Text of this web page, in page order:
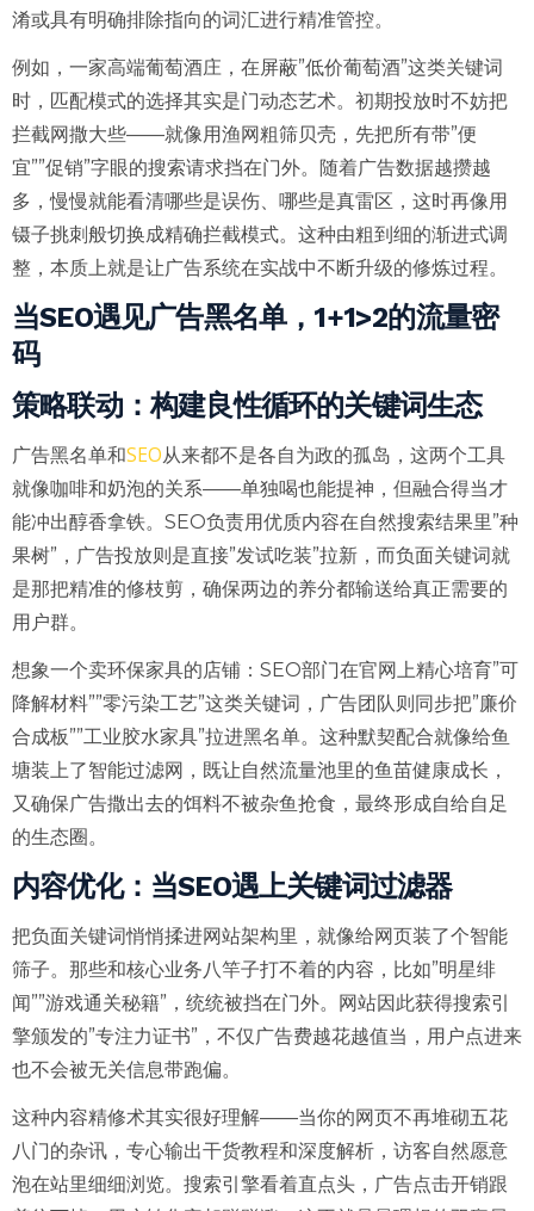
淆或具有明确排除指向的词汇进行精准管控。
例如，一家高端葡萄酒庄，在屏蔽”低价葡萄酒”这类关键词
时，匹配模式的选择其实是门动态艺术。初期投放时不妨把
拦截网撒大些——就像用渔网粗筛贝壳，先把所有带”便
宜””促销”字眼的搜索请求挡在门外。随着广告数据越攒越
多，慢慢就能看清哪些是误伤、哪些是真雷区，这时再像用
镊子挑刺般切换成精确拦截模式。这种由粗到细的渐进式调
整，本质上就是让广告系统在实战中不断升级的修炼过程。
当SEO遇见广告黑名单，1+1>2的流量密
码
策略联动：构建良性循环的关键词生态
广告黑名单和SEO从来都不是各自为政的孤岛，这两个工具
就像咖啡和奶泡的关系——单独喝也能提神，但融合得当才
能冲出醇香拿铁。SEO负责用优质内容在自然搜索结果里”种
果树”，广告投放则是直接”发试吃装”拉新，而负面关键词就
是那把精准的修枝剪，确保两边的养分都输送给真正需要的
用户群。
想象一个卖环保家具的店铺：SEO部门在官网上精心培育”可
降解材料””零污染工艺”这类关键词，广告团队则同步把”廉价
合成板””工业胶水家具”拉进黑名单。这种默契配合就像给鱼
塘装上了智能过滤网，既让自然流量池里的鱼苗健康成长，
又确保广告撒出去的饵料不被杂鱼抢食，最终形成自给自足
的生态圈。
内容优化：当SEO遇上关键词过滤器
把负面关键词悄悄揉进网站架构里，就像给网页装了个智能
筛子。那些和核心业务八竿子打不着的内容，比如”明星绯
闻””游戏通关秘籍”，统统被挡在门外。网站因此获得搜索引
擎颁发的”专注力证书”，不仅广告费越花越值当，用户点进来
也不会被无关信息带跑偏。
这种内容精修术其实很好理解——当你的网页不再堆砌五花
八门的杂讯，专心输出干货教程和深度解析，访客自然愿意
泡在站里细细浏览。搜索引擎看着直点头，广告点击开销跟